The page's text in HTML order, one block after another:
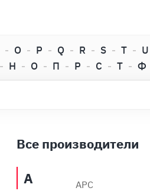
O P Q R S T U
Н О П Р С Т Ф
Все производители
A APC